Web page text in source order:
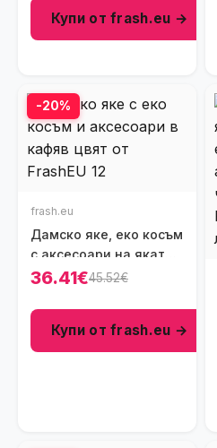
Купи от frash.eu →
-20%
frash.eu
Дамско яке, еко косъм
с аксесоари на яката
и оребрени ръкави,
36.41€45.52€
Купи от frash.eu →